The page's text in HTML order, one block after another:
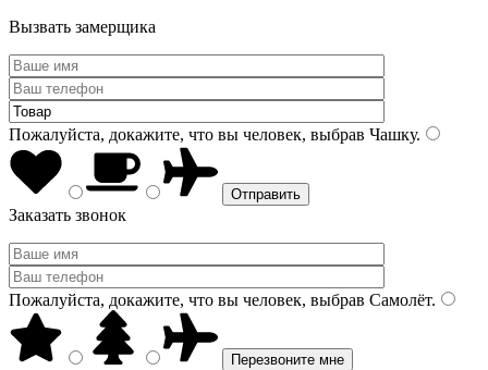
Вызвать замерщика
Пожалуйста, докажите, что вы человек, выбрав Чашку.
Заказать звонок
Пожалуйста, докажите, что вы человек, выбрав Самолёт.